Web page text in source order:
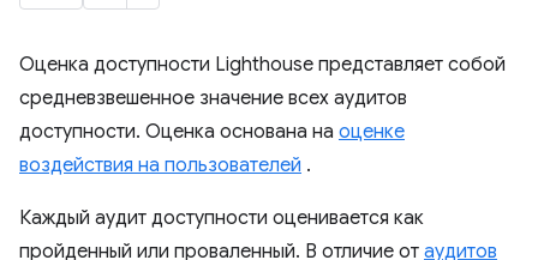
Оценка доступности Lighthouse представляет собой
средневзвешенное значение всех аудитов
доступности. Оценка основана на оценке
воздействия на пользователей .
Каждый аудит доступности оценивается как
пройденный или проваленный. В отличие от аудитов